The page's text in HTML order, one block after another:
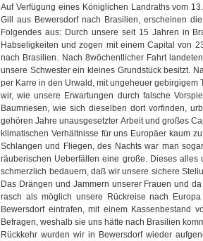
Auf Verfügung eines Königlichen Landraths vom
Gill aus Bewersdorf nach Brasilien, erscheinen
Folgendes aus: Durch unsere seit 15 Jahren in
Habseligkeiten und zogen mit einem Capital von
nach Brasilien. Nach 8wöchentlicher Fahrt
unsere Schwester ein kleines Grundstück besitzt.
per Karre in den Urwald, mit ungeheuer gebirgigem
wir, wie unsere Erwartungen durch falsche
Baumriesen, wie sich dieselben dort vorfinden,
gehören Jahre unausgesetzter Arbeit und großes
klimatischen Verhältnisse für uns Europäer kaum
Schlangen und Fliegen, des Nachts war man
räuberischen Ueberfällen eine große. Dieses
schmerzlich bedauern, daß wir unsere sichere
Das Drängen und Jammern unserer Frauen und
rasch als möglich unsere Rückreise nach
Bewersdorf eintrafen, mit einem Kassenbestand
Befragen, weshalb sie uns hätte nach Brasilien
Rückkehr wurden wir in Bewersdorf wieder